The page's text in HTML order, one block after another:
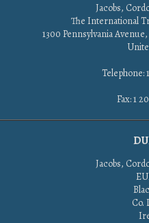
Jacobs,
The International
1300 Pennsylvania
Telephone:
Fax: 1
Jacobs,
Co.